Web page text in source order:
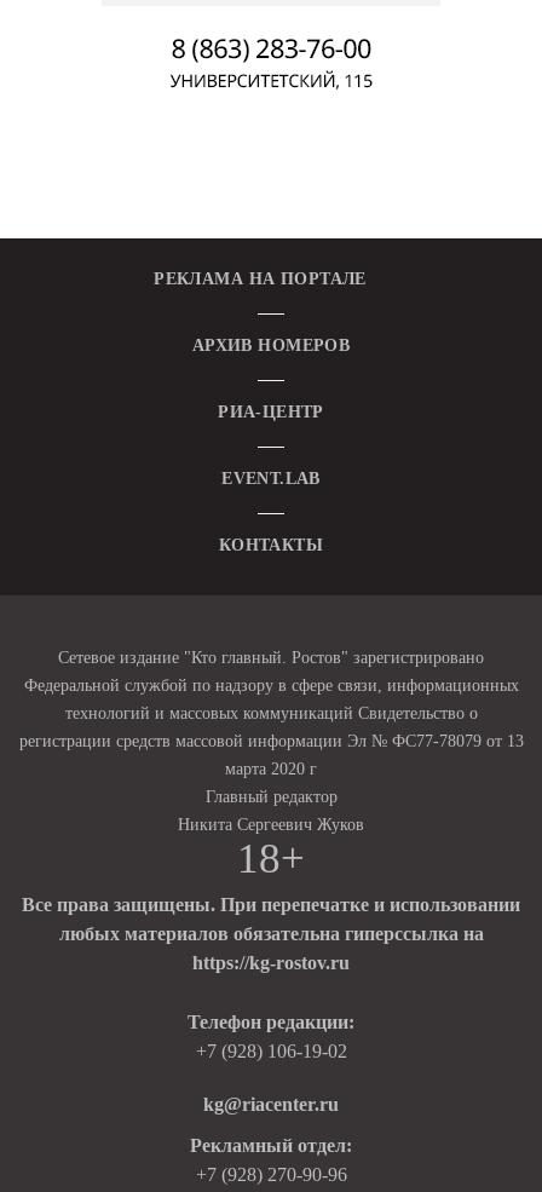
РЕКЛАМА НА ПОРТАЛЕ
АРХИВ НОМЕРОВ
РИА-ЦЕНТР
EVENT.LAB
КОНТАКТЫ
Сетевое издание "Кто главный. Ростов" зарегистрировано
Федеральной службой по надзору в сфере связи, информационных
технологий и массовых коммуникаций Свидетельство о
регистрации средств массовой информации Эл № ФС77-78079 от 13
марта 2020 г
Главный редактор
Никита Сергеевич Жуков
18+
Все права защищены. При перепечатке и использовании
любых материалов обязательна гиперссылка на
https://kg-rostov.ru
Телефон редакции:
+7 (928) 106-19-02
kg@riacenter.ru
Рекламный отдел:
+7 (928) 270-90-96